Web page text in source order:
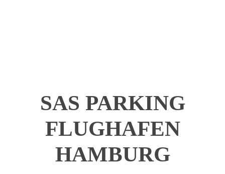
SAS PARKING
FLUGHAFEN
HAMBURG